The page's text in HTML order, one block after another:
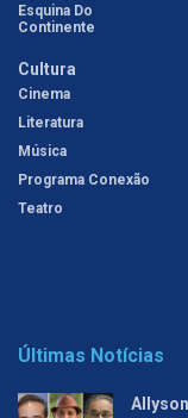
Esquina Do
Continente
Cultura
Cinema
Literatura
Música
Programa Conexão
Teatro
Últimas Notícias